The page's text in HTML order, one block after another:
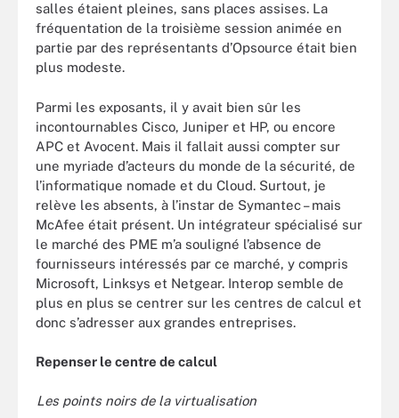
salles étaient pleines, sans places assises. La
fréquentation de la troisième session animée en
partie par des représentants d’Opsource était bien
plus modeste.
Parmi les exposants, il y avait bien sûr les
incontournables Cisco, Juniper et HP, ou encore
APC et Avocent. Mais il fallait aussi compter sur
une myriade d’acteurs du monde de la sécurité, de
l’informatique nomade et du Cloud. Surtout, je
relève les absents, à l’instar de Symantec – mais
McAfee était présent. Un intégrateur spécialisé sur
le marché des PME m’a souligné l’absence de
fournisseurs intéressés par ce marché, y compris
Microsoft, Linksys et Netgear. Interop semble de
plus en plus se centrer sur les centres de calcul et
donc s’adresser aux grandes entreprises.
Repenser le centre de calcul
Les points noirs de la virtualisation